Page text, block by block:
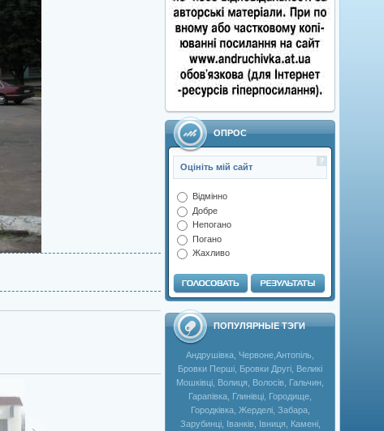
ОПРОС
Оцініть мій сайт
Відмінно
Добре
Непогано
Погано
Жахливо
ПОПУЛЯРНЫЕ ТЭГИ
Андрушівка, Червоне,Антопіль,
Бровки Перші, Бровки Другі, Великі
Мошківці, Волиця, Волосів, Гальчин,
Гарапівка, Глинівці, Городище,
Городківка, Жерделі, Забара,
Зарубинці, Іванків, Івниця, Камені,